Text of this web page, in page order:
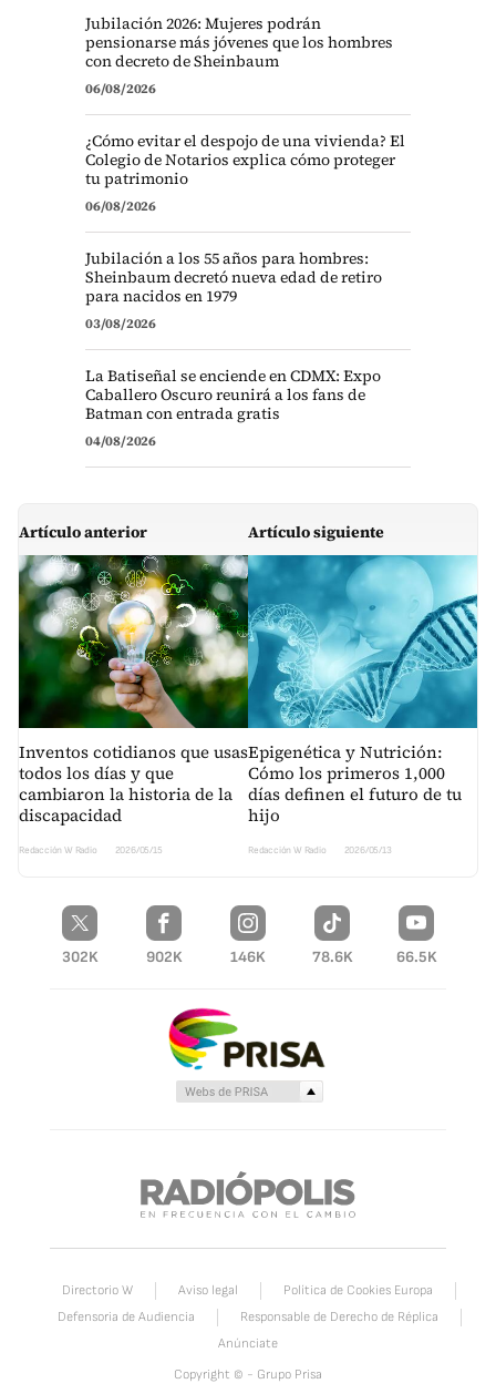
Jubilación 2026: Mujeres podrán
pensionarse más jóvenes que los hombres
con decreto de Sheinbaum
06/08/2026
¿Cómo evitar el despojo de una vivienda? El
Colegio de Notarios explica cómo proteger
tu patrimonio
06/08/2026
Jubilación a los 55 años para hombres:
Sheinbaum decretó nueva edad de retiro
para nacidos en 1979
03/08/2026
La Batiseñal se enciende en CDMX: Expo
Caballero Oscuro reunirá a los fans de
Batman con entrada gratis
04/08/2026
Artículo anterior
Inventos cotidianos que usas
todos los días y que
cambiaron la historia de la
discapacidad
Redacción W Radio 2026/05/15
Artículo siguiente
Epigenética y Nutrición:
Cómo los primeros 1,000
días definen el futuro de tu
hijo
Redacción W Radio 2026/05/13
302K 902K 146K 78.6K 66.5K
Directorio W Aviso legal
Política de Cookies Europa
Defensoria de Audiencia
Responsable de Derecho de Réplica
Anúnciate
Copyright © - Grupo Prisa